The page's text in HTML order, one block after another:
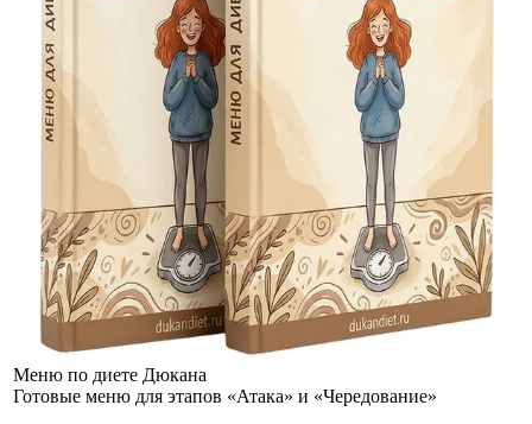
Меню по диете Дюкана
Готовые меню для этапов «Атака» и «Чередование»